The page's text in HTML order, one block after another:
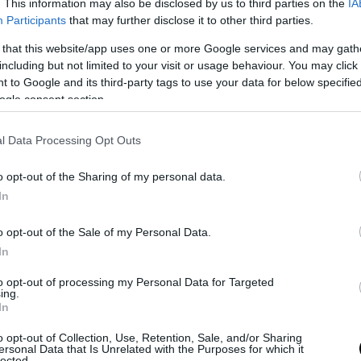
This information may also be disclosed by us to third parties on the
Participants that may further disclose it to other third parties.
that this website/app uses one or more Google services and may
but not limited to your visit or usage behaviour. You may
to Google and its third-party tags to use your data for below
consent section.
Data Processing Opt Outs
opt-out of the Sharing of my personal data.
opt-out of the Sale of my Personal Data.
opt-out of processing my Personal Data for Targeted
opt-out of Collection, Use, Retention, Sale, and/or Sharing
Data that Is Unrelated with the Purposes for which it
αυτή τη δημοσίευση στο Instagram.
Η δημοσίευση κοινοποιήθηκε από το χρήστη pronews.gr (@pronews.gr)
σε αποφασιστικά χτυπήματα και σε